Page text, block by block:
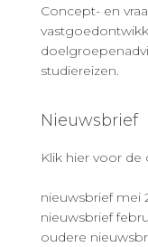
Concept- en
studiereizen.
Nieuwsbrief
Klik hier voor de
nieuwsbrief mei
nieuwsbrief
oudere